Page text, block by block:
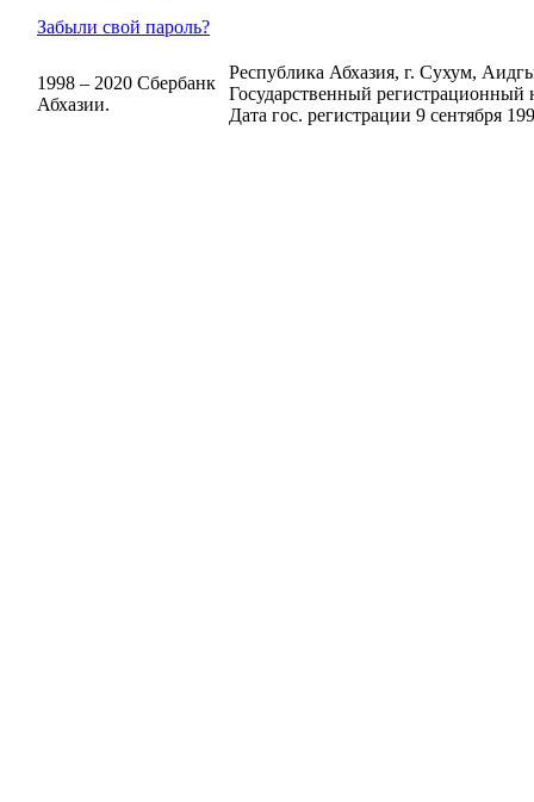
Забыли свой пароль?
1998 – 2020 Сбербанк
Абхазии.
Республика Абхазия, г. Сухум,
Государственный регистрационный
Дата гос. регистрации 9 сентября